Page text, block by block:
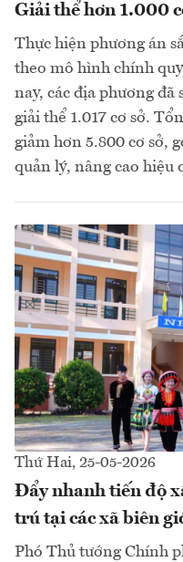
Giải thể hơn 1.000
Thực hiện phương án
theo mô hình chính
nay, các địa phương đã
giải thể 1.017 cơ sở.
giảm hơn 5.800 cơ sở,
quản lý, nâng cao hiệu
Thứ Hai, 25-05-2026
Đẩy nhanh tiến độ
trú tại các xã biên
Phó Thủ tướng Chính